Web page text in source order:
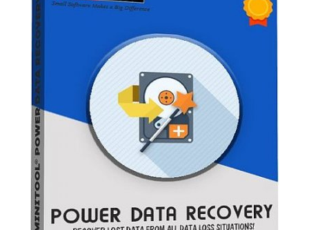
Софт
(portable)
Portable
MiniTool
Power
Data
Recovery
восстановление
файла
предпросмотр
файла
восстановление
данных